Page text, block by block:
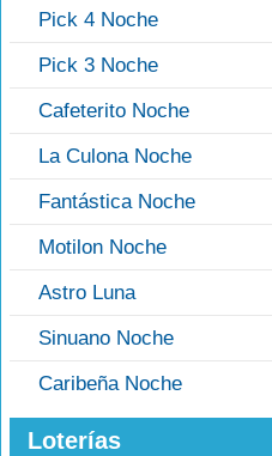
Pick 4 Noche
Pick 3 Noche
Cafeterito Noche
La Culona Noche
Fantástica Noche
Motilon Noche
Astro Luna
Sinuano Noche
Caribeña Noche
Loterías